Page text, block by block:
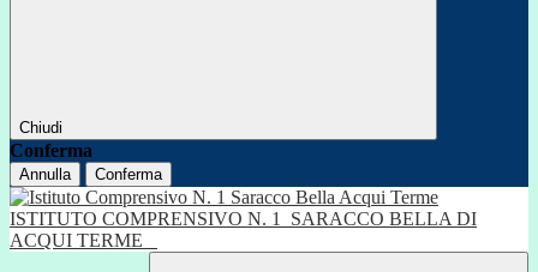
Chiudi
Conferma
Annulla Conferma
ISTITUTO COMPRENSIVO N. 1
SARACCO BELLA DI
ACQUI TERME